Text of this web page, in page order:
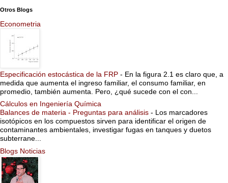
Otros Blogs
Econometria
Especificación estocástica de la FRP - En la figura 2.1 es claro que, a
medida que aumenta el ingreso familiar, el consumo familiar, en
promedio, también aumenta. Pero, ¿qué sucede con el con...
Cálculos en Ingeniería Química
Balances de materia - Preguntas para análisis - Los marcadores
isotópicos en los compuestos sirven para identificar el origen de
contaminantes ambientales, investigar fugas en tanques y duetos
subterrane...
Blogs Noticias